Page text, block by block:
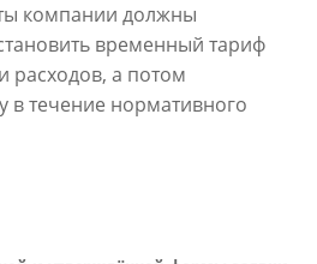
компании должны
временный тариф
расходов, а потом
в течение нормативного